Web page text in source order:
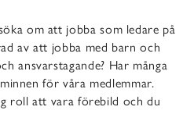
om att jobba som ledare på
av att jobba med barn och
ansvarstagande? Har många
för våra medlemmar.
roll att vara förebild och du